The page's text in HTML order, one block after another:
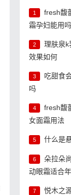
1
fresh馥
霜孕妇能用吗
2
理肤泉k
效果如何
3
吃甜食
吗
4
fresh馥
女面霜用法
5 什么是
6
朵拉朵
动眼霜适合
7
悦木之